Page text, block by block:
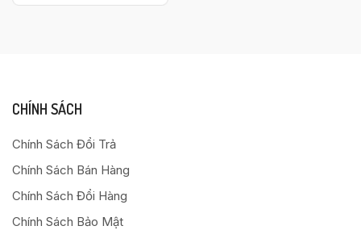
CHÍNH SÁCH
Chính Sách Đổi Trả
Chính Sách Bán Hàng
Chính Sách Đổi Hàng
Chính Sách Bảo Mật